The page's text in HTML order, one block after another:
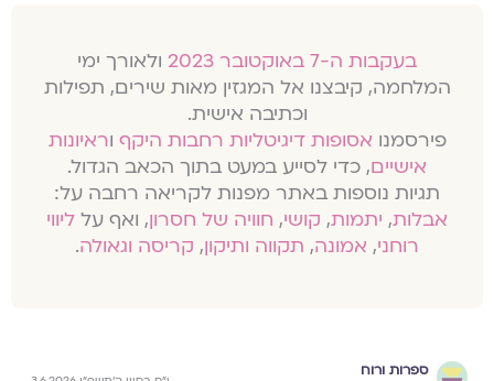
בעקבות ה-7 באוקטובר 2023
ולאורך ימי
המלחמה, קיבצנו אל המגזין מאות שירים, תפילות
וכתיבה אישית.
פירסמנו אסופות דיגיטליות רחבות היקףוראיונות
אישיים, כדי לסייע במעט בתוך הכאב הגדול.
תגיות נוספות באתר מפנות לקריאה רחבה על:
אבלות, יתמות, קושי, חוויה של חסרון, ואף על ליווי
רוחני, אמונה, תקווה ותיקון, קריסה וגאולה.
ספרות ורוח